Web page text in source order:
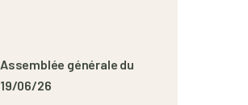
Assemblée générale du
19/06/26